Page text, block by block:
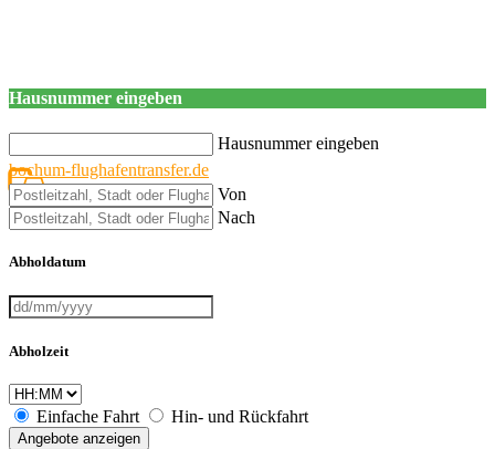
Hausnummer eingeben
Hausnummer eingeben
bochum-flughafentransfer.de
Von
Nach
Abholdatum
Abholzeit
Einfache Fahrt Hin- und Rückfahrt
Angebote anzeigen